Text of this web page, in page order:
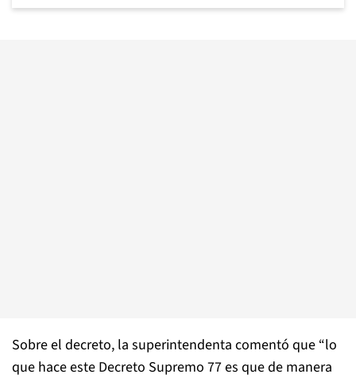
Sobre el decreto, la superintendenta comentó que “lo
que hace este Decreto Supremo 77 es que de manera